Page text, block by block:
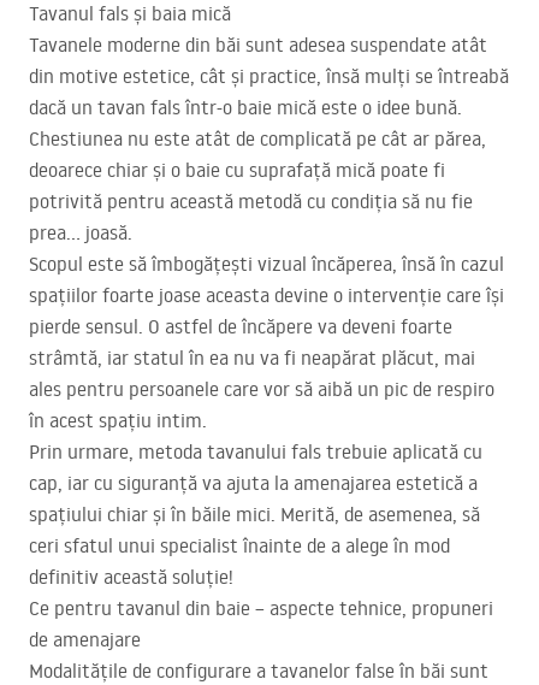
Tavanul fals și baia mică
Tavanele moderne din băi sunt adesea suspendate atât
din motive estetice, cât și practice, însă mulți se întreabă
dacă un tavan fals într-o baie mică este o idee bună.
Chestiunea nu este atât de complicată pe cât ar părea,
deoarece chiar și o baie cu suprafață mică poate fi
potrivită pentru această metodă cu condiția să nu fie
prea… joasă.
Scopul este să îmbogățești vizual încăperea, însă în cazul
spațiilor foarte joase aceasta devine o intervenție care își
pierde sensul. O astfel de încăpere va deveni foarte
strâmtă, iar statul în ea nu va fi neapărat plăcut, mai
ales pentru persoanele care vor să aibă un pic de respiro
în acest spațiu intim.
Prin urmare, metoda tavanului fals trebuie aplicată cu
cap, iar cu siguranță va ajuta la amenajarea estetică a
spațiului chiar și în băile mici. Merită, de asemenea, să
ceri sfatul unui specialist înainte de a alege în mod
definitiv această soluție!
Ce pentru tavanul din baie – aspecte tehnice, propuneri
de amenajare
Modalitățile de configurare a tavanelor false în băi sunt